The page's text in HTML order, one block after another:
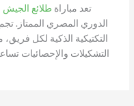
تعد مباراة طلائع الجيش
الدوري المصري الممتاز.
التكتيكية الذكية لكل
التشكيلات والإحصائيات